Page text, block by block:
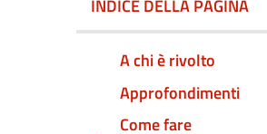
INDICE DELLA PAGINA
A chi è rivolto
Approfondimenti
Come fare